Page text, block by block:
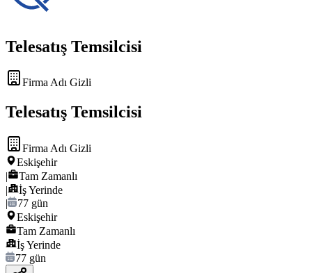
Telesatış Temsilcisi
Firma Adı Gizli
Telesatış Temsilcisi
Firma Adı Gizli
Eskişehir
|
Tam Zamanlı
|
İş Yerinde
|
77 gün
Eskişehir
Tam Zamanlı
İş Yerinde
77 gün